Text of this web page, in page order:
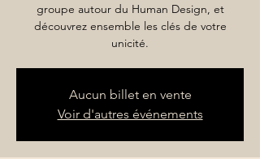
groupe autour du Human Design, et
découvrez ensemble les clés de votre
unicité.
Aucun billet en vente
Voir d'autres événements